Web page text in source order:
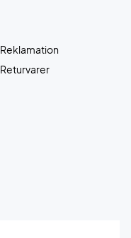
Reklamation
Returvarer